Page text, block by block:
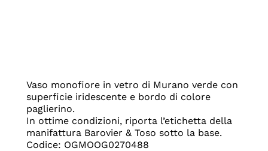
Vaso monofiore in vetro di Murano verde con
superficie iridescente e bordo di colore
paglierino.
In ottime condizioni, riporta l’etichetta della
manifattura Barovier & Toso sotto la base.
Codice: OGMOOG0270488